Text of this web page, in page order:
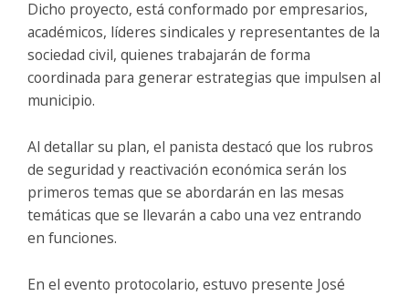
Dicho proyecto, está conformado por empresarios,
académicos, líderes sindicales y representantes de la
sociedad civil, quienes trabajarán de forma
coordinada para generar estrategias que impulsen al
municipio.
Al detallar su plan, el panista destacó que los rubros
de seguridad y reactivación económica serán los
primeros temas que se abordarán en las mesas
temáticas que se llevarán a cabo una vez entrando
en funciones.
En el evento protocolario, estuvo presente José